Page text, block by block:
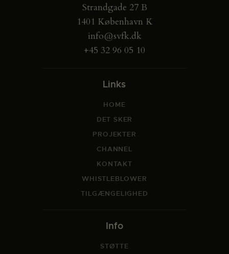
Strandgade 27 B
1401 København K
info@svfk.dk
+45 32 96 05 10
Links
HOME
DET SKER
PROJEKTER
CHANNEL
KONTAKT
WHISTLEBLOWER
TILGÆNGELIGHED
Info
STØTTE